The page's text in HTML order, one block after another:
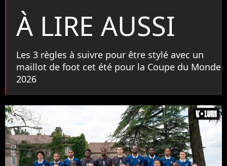
À LIRE AUSSI
Les 3 règles à suivre pour être stylé avec un
maillot de foot cet été pour la Coupe du Monde
2026